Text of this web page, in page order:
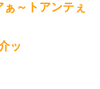
～トアンテぇ
ッ